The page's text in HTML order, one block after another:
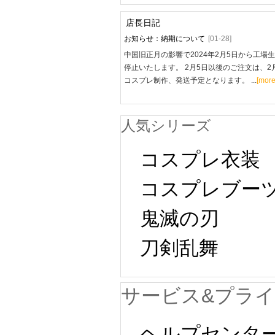
店長日記
お知らせ：納期について [01-28]
中国旧正月の影響で2024年2月5日から工場
停止いたします。 2月5日以後のご注文は、2
コスプレ制作、発送予定となります。 ...
人気シリーズ
コスプレ衣装
コスプレブー
鬼滅の刃
刀剣乱舞
サービス&プラ